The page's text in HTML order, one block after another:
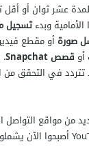
لمدة عشر ثوان أو أقل
الأمامية وبدءتسجيل
صورة أو مقطع
قصص Snapchat
تتردد في التحقق
من مواقع التواصل